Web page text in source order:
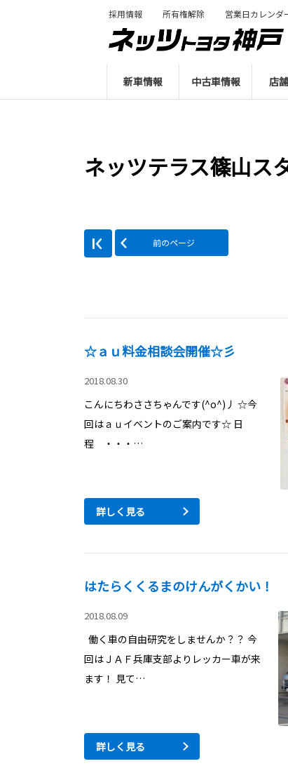
新車情報 中古車情報 店
採用情報 所有権解除 営業日カレンダ
ネッツテラス篠山ス
前のページ
☆ａｕ料金相談会開催☆彡
2018.08.30
こんにちわささちゃんです(^o^)丿 ☆今
回はａｕイベントのご案内です☆ 日
程 ・・・…
詳しく見る
はたらくくるまのけんがくかい！
2018.08.09
働く車の自由研究をしませんか？？ 今
回はＪＡＦ兵庫支部よりレッカー車が来
ます！ 見て…
詳しく見る